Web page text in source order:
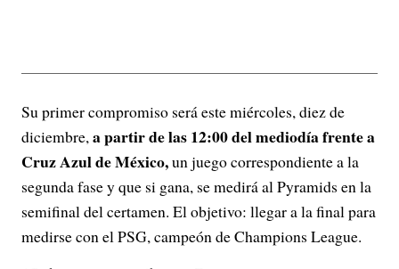
Su primer compromiso será este miércoles, diez de
diciembre, a partir de las 12:00 del mediodía frente a
Cruz Azul de México,un juego correspondiente a la
segunda fase y que si gana, se medirá al Pyramids en la
semifinal del certamen. El objetivo: llegar a la final para
medirse con el PSG, campeón de Champions League.